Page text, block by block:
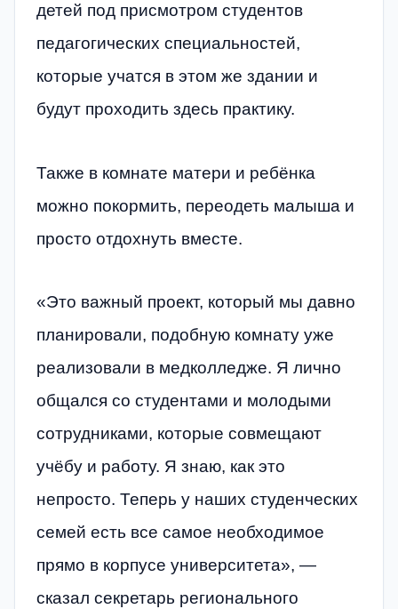
детей под присмотром студентов
педагогических специальностей,
которые учатся в этом же здании и
будут проходить здесь практику.
Также в комнате матери и ребёнка
можно покормить, переодеть малыша и
просто отдохнуть вместе.
«Это важный проект, который мы давно
планировали, подобную комнату уже
реализовали в медколледже. Я лично
общался со студентами и молодыми
сотрудниками, которые совмещают
учёбу и работу. Я знаю, как это
непросто. Теперь у наших студенческих
семей есть все самое необходимое
прямо в корпусе университета», —
сказал секретарь регионального